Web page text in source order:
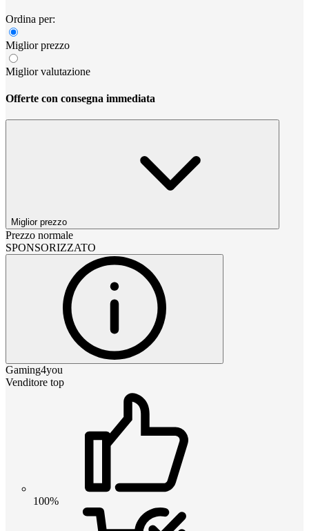
Ordina per:
Miglior prezzo
Miglior valutazione
Offerte con consegna immediata
Miglior prezzo
Prezzo normale
SPONSORIZZATO
Gaming4you
Venditore top
100%